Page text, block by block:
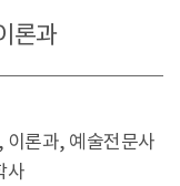
론과
이론과, 예술전문사
사